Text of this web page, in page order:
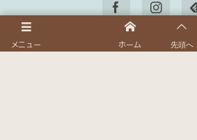
メニュー ホーム 先頭へ